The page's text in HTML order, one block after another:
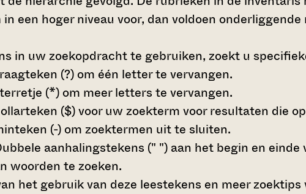
een hoger niveau voor, dan voldoen
in uw zoekopdracht te gebruiken, zoekt u
(?) om één letter te vervangen.
(*) om meer letters te vervangen.
($)voor uw zoekterm voor resultaten die
(-) om zoektermen uit te sluiten.
aanhalingstekens (" ") aan het begin en
woorden te zoeken.
het gebruik van deze leestekens en meer zoektips